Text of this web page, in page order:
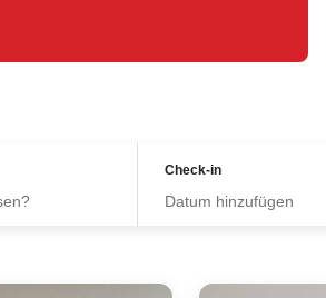
Check-in